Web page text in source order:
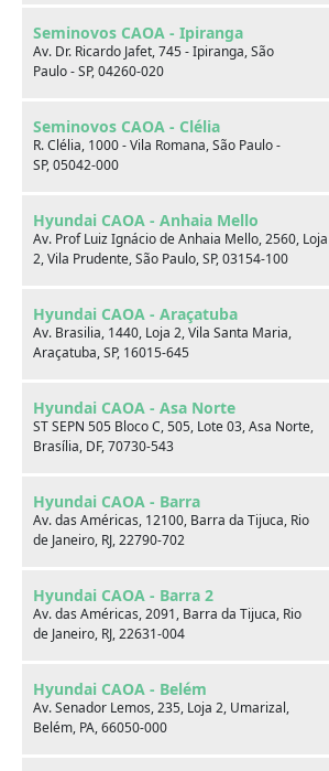
Seminovos CAOA - Ipiranga
Av. Dr. Ricardo Jafet, 745 - Ipiranga, São
Paulo - SP, 04260-020
Seminovos CAOA - Clélia
R. Clélia, 1000 - Vila Romana, São Paulo -
SP, 05042-000
Hyundai CAOA - Anhaia Mello
Av. Prof Luiz Ignácio de Anhaia Mello, 2560, Loja
2, Vila Prudente, São Paulo, SP, 03154-100
Hyundai CAOA - Araçatuba
Av. Brasilia, 1440, Loja 2, Vila Santa Maria,
Araçatuba, SP, 16015-645
Hyundai CAOA - Asa Norte
ST SEPN 505 Bloco C, 505, Lote 03, Asa Norte,
Brasília, DF, 70730-543
Hyundai CAOA - Barra
Av. das Américas, 12100, Barra da Tijuca, Rio
de Janeiro, RJ, 22790-702
Hyundai CAOA - Barra 2
Av. das Américas, 2091, Barra da Tijuca, Rio
de Janeiro, RJ, 22631-004
Hyundai CAOA - Belém
Av. Senador Lemos, 235, Loja 2, Umarizal,
Belém, PA, 66050-000
VEÍCULO DO ESTOQUE DA CAOA
NITERÓI.PREÇO ANUNCIADO COM
Jeep RENEGADE
2024 12.586 km